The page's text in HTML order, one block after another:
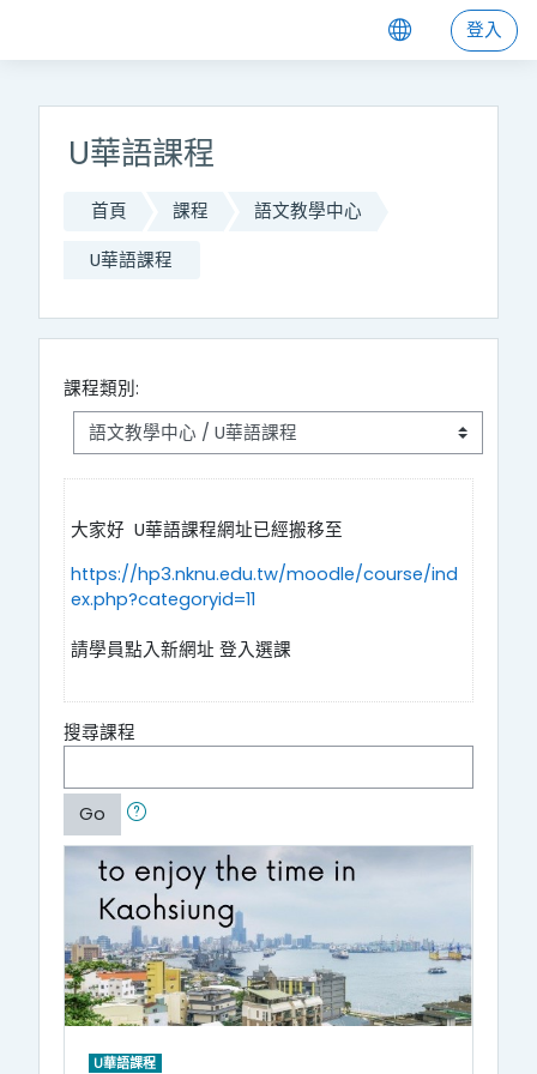
登入
U華語課程
首頁 課程 語文教學中心
U華語課程
課程類別:
大家好 U華語課程網址已經搬移至
https://hp3.nknu.edu.tw/moodle/course/ind
ex.php?categoryid=11
請學員點入新網址 登入選課
搜尋課程
Go
U華語課程